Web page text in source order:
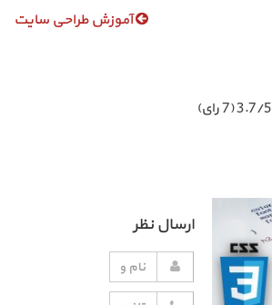
آموزش طراحی سایت
3.7/5 (7 رای)
ارسال نظر